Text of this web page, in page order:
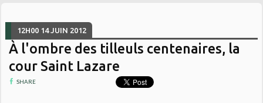
12H00 14 JUIN 2012
À l'ombre des tilleuls centenaires, la
cour Saint Lazare
SHARE